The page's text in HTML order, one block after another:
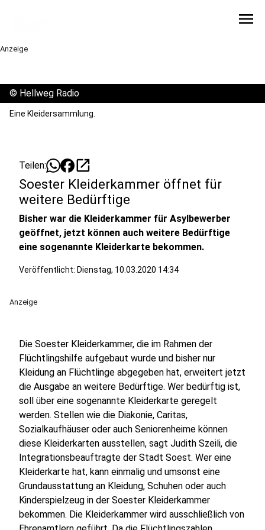
menu
Anzeige
© Hellweg Radio
Eine Kleidersammlung.
Teilen: open_in_new
Soester Kleiderkammer öffnet für
weitere Bedürftige
Bisher war die Kleiderkammer für Asylbewerber
geöffnet, jetzt können auch weitere Bedürftige
eine sogenannte Kleiderkarte bekommen.
Veröffentlicht: Dienstag, 10.03.2020 14:34
Anzeige
Die Soester Kleiderkammer, die im Rahmen der
Flüchtlingshilfe aufgebaut wurde und bisher nur
Kleidung an Flüchtlinge abgegeben hat, erweitert jetzt
die Ausgabe an weitere Bedürftige. Wer bedürftig ist,
soll über eine sogenannte Kleiderkarte geregelt
werden. Stellen wie die Diakonie, Caritas,
Sozialkaufhäuser oder auch Seniorenheime können
diese Kleiderkarten ausstellen, sagt Judith Szeili, die
Integrationsbeauftragte der Stadt Soest. Wer eine
Kleiderkarte hat, kann einmalig und umsonst eine
Grundausstattung an Kleidung, Schuhen oder auch
Kinderspielzeug in der Soester Kleiderkammer
bekommen. Die Kleiderkammer wird ausschließlich von